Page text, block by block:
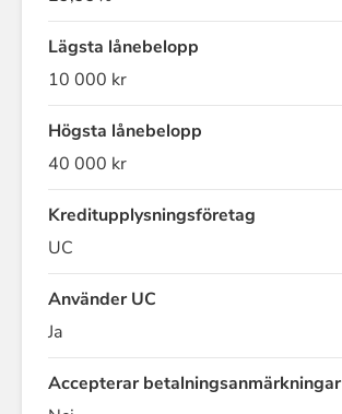
Lägsta lånebelopp
10 000 kr
Högsta lånebelopp
40 000 kr
Kreditupplysningsföretag
UC
Använder UC
Ja
Accepterar betalningsanmärkningar